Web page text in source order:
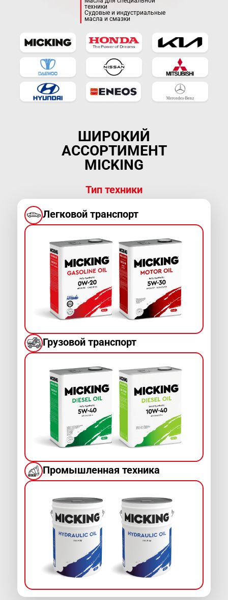
техники
Судовые и индустриальные
масла и смазки
ШИРОКИЙ
АССОРТИМЕНТ
MICKING
Тип техники
Легковой транспорт
Грузовой транспорт
Промышленная техника